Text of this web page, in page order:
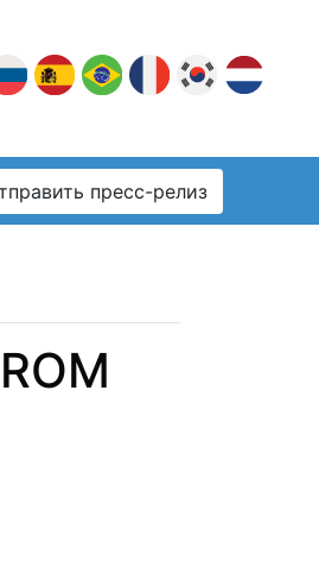
пресс-релиз